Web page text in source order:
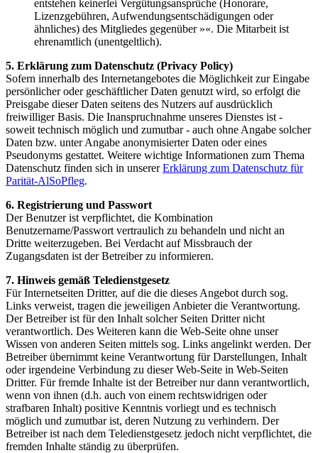
entstehen keinerlei Vergütungsansprüche (Honorare,
Lizenzgebühren, Aufwendungsentschädigungen oder
ähnliches) des Mitgliedes gegenüber »«. Die Mitarbeit ist
ehrenamtlich (unentgeltlich).
5. Erklärung zum Datenschutz (Privacy Policy)
Sofern innerhalb des Internetangebotes die Möglichkeit zur Eingabe
persönlicher oder geschäftlicher Daten genutzt wird, so erfolgt die
Preisgabe dieser Daten seitens des Nutzers auf ausdrücklich
freiwilliger Basis. Die Inanspruchnahme unseres Dienstes ist -
soweit technisch möglich und zumutbar - auch ohne Angabe solcher
Daten bzw. unter Angabe anonymisierter Daten oder eines
Pseudonyms gestattet. Weitere wichtige Informationen zum Thema
Datenschutz finden sich in unsererErklärung zum Datenschutz für
Parität-AlSoPfleg.
6. Registrierung und Passwort
Der Benutzer ist verpflichtet, die Kombination
Benutzername/Passwort vertraulich zu behandeln und nicht an
Dritte weiterzugeben. Bei Verdacht auf Missbrauch der
Zugangsdaten ist der Betreiber zu informieren.
7. Hinweis gemäß Teledienstgesetz
Für Internetseiten Dritter, auf die die dieses Angebot durch sog.
Links verweist, tragen die jeweiligen Anbieter die Verantwortung.
Der Betreiber ist für den Inhalt solcher Seiten Dritter nicht
verantwortlich. Des Weiteren kann die Web-Seite ohne unser
Wissen von anderen Seiten mittels sog. Links angelinkt werden. Der
Betreiber übernimmt keine Verantwortung für Darstellungen, Inhalt
oder irgendeine Verbindung zu dieser Web-Seite in Web-Seiten
Dritter. Für fremde Inhalte ist der Betreiber nur dann verantwortlich,
wenn von ihnen (d.h. auch von einem rechtswidrigen oder
strafbaren Inhalt) positive Kenntnis vorliegt und es technisch
möglich und zumutbar ist, deren Nutzung zu verhindern. Der
Betreiber ist nach dem Teledienstgesetz jedoch nicht verpflichtet, die
fremden Inhalte ständig zu überprüfen.